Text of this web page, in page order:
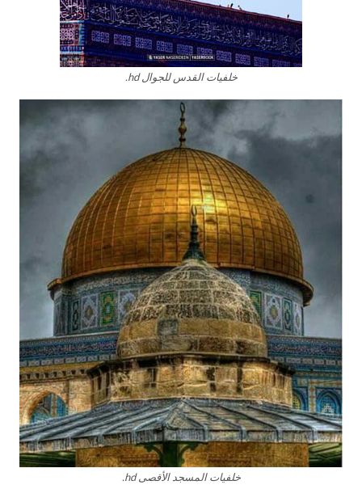
خلفيات القدس للجوال hd.
خلفيات المسجد الأقصى hd.